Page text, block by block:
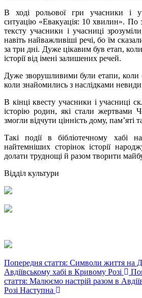
В ході рольової гри учасники і
ситуацію «Евакуація: 10 хвилин». По
тексту учасники і учасниці
навіть найважливіші речі, бо їм
за три дні. Дуже цікавим був етап,
історії від імені залишених речей.
Дуже зворушливими були етапи, коли
коли знайомились з наслідками
В кінці квесту учасники і учасниці
історію родин, які стали жертвами
змогли відчути цінність дому, пам’яті
Такі події в бібліотечному хабі
найтемніших сторінок історії
долати труднощі й разом творити
Відділ культури
Попередня стаття: Символи життя на
Авдіївському хабі в Кривому Розі
стаття: Малюємо настрій разом в
Розі Наступна